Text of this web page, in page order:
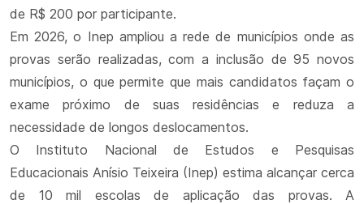
de R$ 200 por participante.
Em 2026, o Inep ampliou a rede de municípios onde as
provas serão realizadas, com a inclusão de 95 novos
municípios, o que permite que mais candidatos façam o
exame próximo de suas residências e reduza a
necessidade de longos deslocamentos.
O Instituto Nacional de Estudos e Pesquisas
Educacionais Anísio Teixeira (Inep) estima alcançar cerca
de 10 mil escolas de aplicação das provas. A